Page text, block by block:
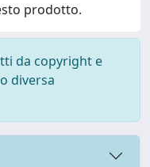
prodotto.
da copyright e
diversa